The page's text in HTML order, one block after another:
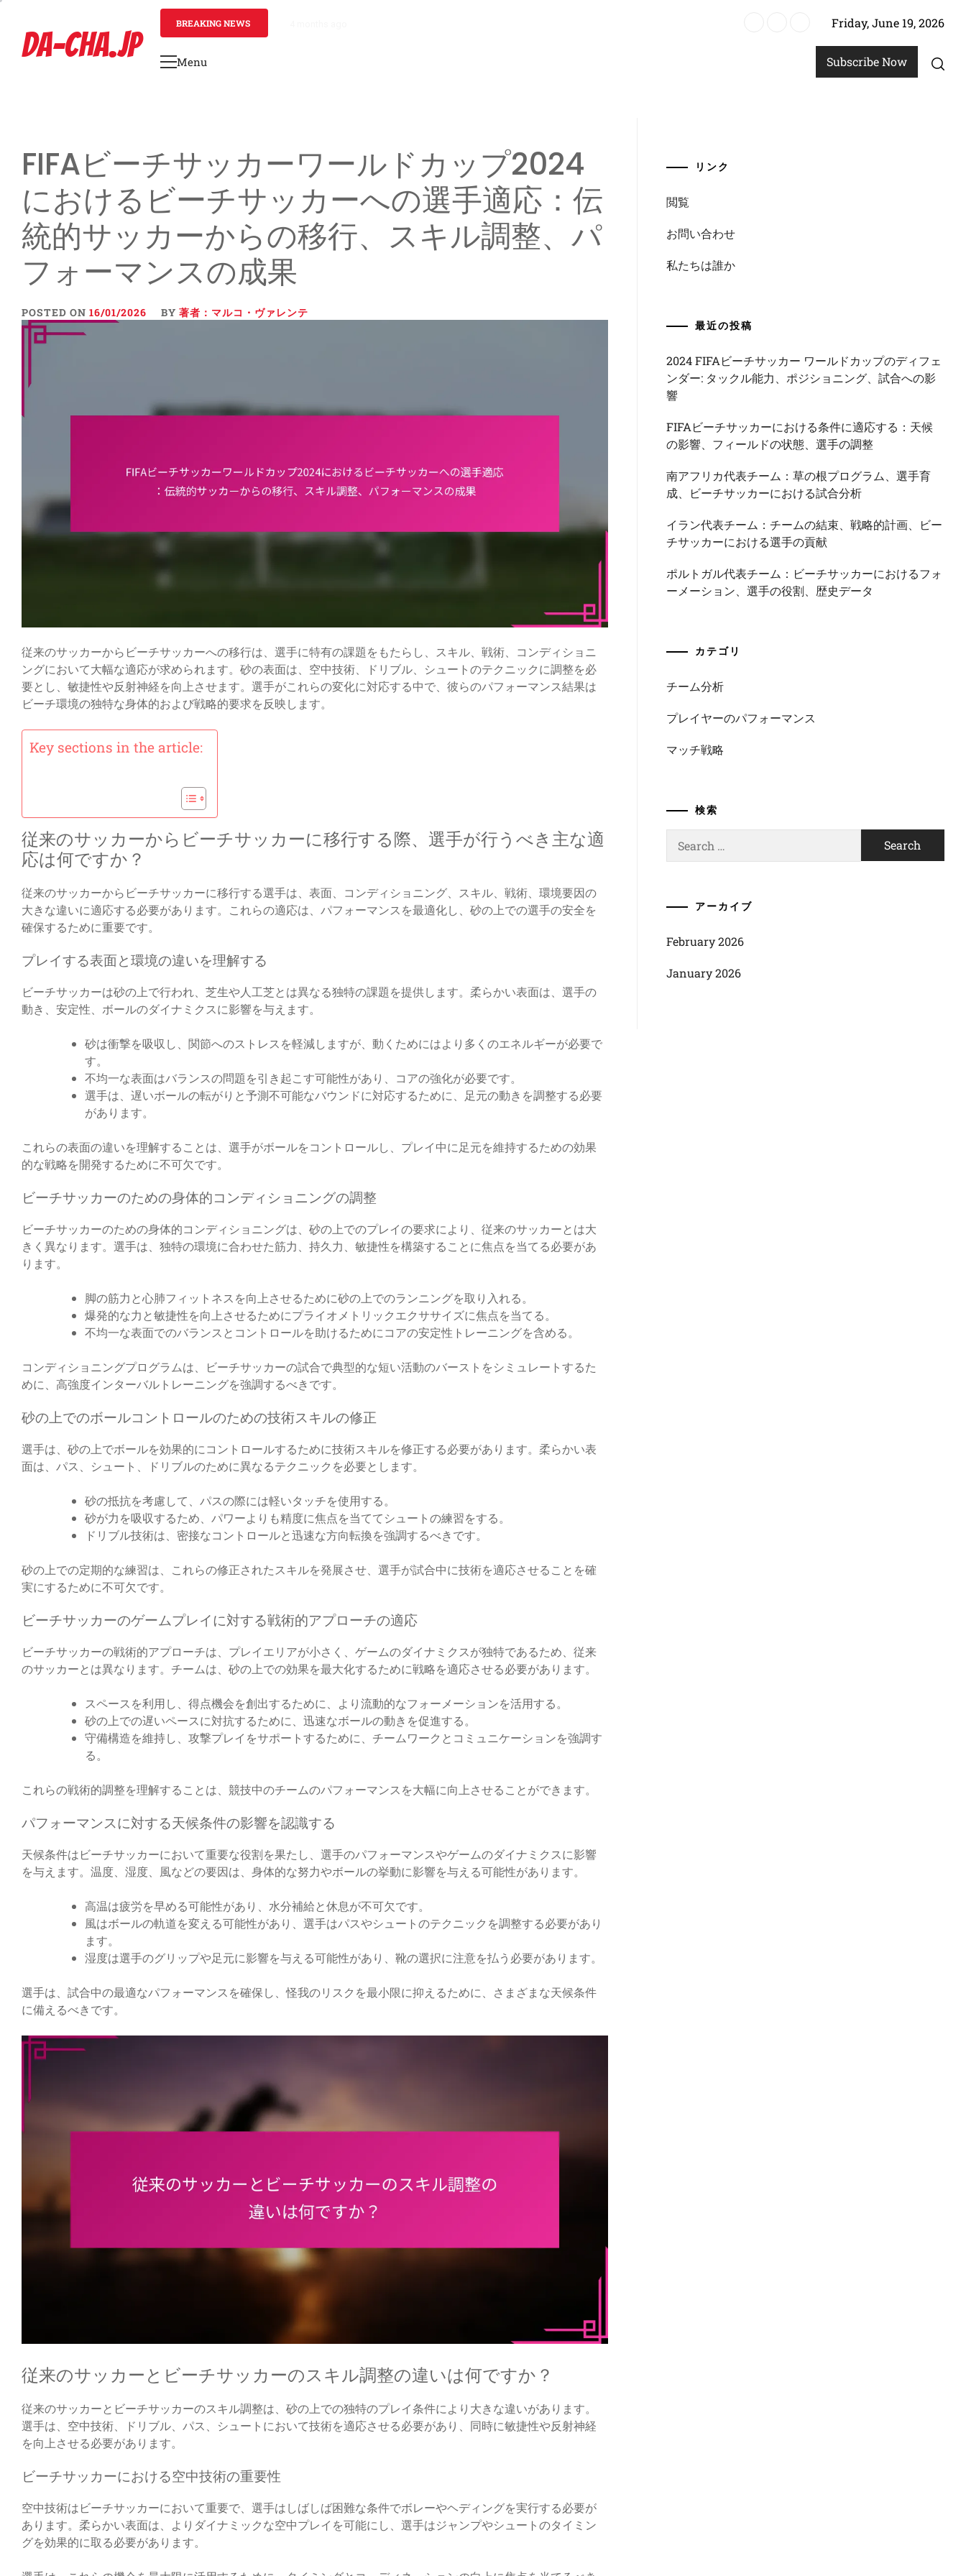
contentDA-CHA.JP
BREAKING NEWS Friday, June 19, 2026
Primary
Menu Subscribe Now
FIFAビーチサッカーワールドカップ2024
におけるビーチサッカーへの選手適応：伝
統的サッカーからの移行、スキル調整、パ
フォーマンスの成果
POSTED ON 16/01/2026 BY 著者：マルコ・ヴァレンテ
従来のサッカーからビーチサッカーへの移行は、選手に特有の課題をもたらし、スキル、戦術、コンディショニ
ングにおいて大幅な適応が求められます。砂の表面は、空中技術、ドリブル、シュートのテクニックに調整を必
要とし、敏捷性や反射神経を向上させます。選手がこれらの変化に対応する中で、彼らのパフォーマンス結果は
ビーチ環境の独特な身体的および戦略的要求を反映します。
Key sections in the article:
従来のサッカーからビーチサッカーに移行する際、選手が行うべき主な適
応は何ですか？
従来のサッカーからビーチサッカーに移行する選手は、表面、コンディショニング、スキル、戦術、環境要因の
大きな違いに適応する必要があります。これらの適応は、パフォーマンスを最適化し、砂の上での選手の安全を
確保するために重要です。
プレイする表面と環境の違いを理解する
ビーチサッカーは砂の上で行われ、芝生や人工芝とは異なる独特の課題を提供します。柔らかい表面は、選手の
動き、安定性、ボールのダイナミクスに影響を与えます。
砂は衝撃を吸収し、関節へのストレスを軽減しますが、動くためにはより多くのエネルギーが必要で
す。
不均一な表面はバランスの問題を引き起こす可能性があり、コアの強化が必要です。
選手は、遅いボールの転がりと予測不可能なバウンドに対応するために、足元の動きを調整する必要
があります。
これらの表面の違いを理解することは、選手がボールをコントロールし、プレイ中に足元を維持するための効果
的な戦略を開発するために不可欠です。
ビーチサッカーのための身体的コンディショニングの調整
ビーチサッカーのための身体的コンディショニングは、砂の上でのプレイの要求により、従来のサッカーとは大
きく異なります。選手は、独特の環境に合わせた筋力、持久力、敏捷性を構築することに焦点を当てる必要があ
ります。
脚の筋力と心肺フィットネスを向上させるために砂の上でのランニングを取り入れる。
爆発的な力と敏捷性を向上させるためにプライオメトリックエクササイズに焦点を当てる。
不均一な表面でのバランスとコントロールを助けるためにコアの安定性トレーニングを含める。
コンディショニングプログラムは、ビーチサッカーの試合で典型的な短い活動のバーストをシミュレートするた
めに、高強度インターバルトレーニングを強調するべきです。
砂の上でのボールコントロールのための技術スキルの修正
選手は、砂の上でボールを効果的にコントロールするために技術スキルを修正する必要があります。柔らかい表
面は、パス、シュート、ドリブルのために異なるテクニックを必要とします。
砂の抵抗を考慮して、パスの際には軽いタッチを使用する。
砂が力を吸収するため、パワーよりも精度に焦点を当ててシュートの練習をする。
ドリブル技術は、密接なコントロールと迅速な方向転換を強調するべきです。
砂の上での定期的な練習は、これらの修正されたスキルを発展させ、選手が試合中に技術を適応させることを確
実にするために不可欠です。
ビーチサッカーのゲームプレイに対する戦術的アプローチの適応
ビーチサッカーの戦術的アプローチは、プレイエリアが小さく、ゲームのダイナミクスが独特であるため、従来
のサッカーとは異なります。チームは、砂の上での効果を最大化するために戦略を適応させる必要があります。
スペースを利用し、得点機会を創出するために、より流動的なフォーメーションを活用する。
砂の上での遅いペースに対抗するために、迅速なボールの動きを促進する。
守備構造を維持し、攻撃プレイをサポートするために、チームワークとコミュニケーションを強調す
る。
これらの戦術的調整を理解することは、競技中のチームのパフォーマンスを大幅に向上させることができます。
パフォーマンスに対する天候条件の影響を認識する
天候条件はビーチサッカーにおいて重要な役割を果たし、選手のパフォーマンスやゲームのダイナミクスに影響
を与えます。温度、湿度、風などの要因は、身体的な努力やボールの挙動に影響を与える可能性があります。
高温は疲労を早める可能性があり、水分補給と休息が不可欠です。
風はボールの軌道を変える可能性があり、選手はパスやシュートのテクニックを調整する必要があり
ます。
湿度は選手のグリップや足元に影響を与える可能性があり、靴の選択に注意を払う必要があります。
選手は、試合中の最適なパフォーマンスを確保し、怪我のリスクを最小限に抑えるために、さまざまな天候条件
に備えるべきです。
従来のサッカーとビーチサッカーのスキル調整の違いは何ですか？
従来のサッカーとビーチサッカーのスキル調整は、砂の上での独特のプレイ条件により大きな違いがあります。
選手は、空中技術、ドリブル、パス、シュートにおいて技術を適応させる必要があり、同時に敏捷性や反射神経
を向上させる必要があります。
ビーチサッカーにおける空中技術の重要性
空中技術はビーチサッカーにおいて重要で、選手はしばしば困難な条件でボレーやヘディングを実行する必要が
あります。柔らかい表面は、よりダイナミックな空中プレイを可能にし、選手はジャンプやシュートのタイミン
グを効果的に取る必要があります。
リンク
閲覧
お問い合わせ
私たちは誰か
最近の投稿
2024 FIFAビーチサッカー ワールドカップのディフェ
ンダー: タックル能力、ポジショニング、試合への影
響
FIFAビーチサッカーにおける条件に適応する：天候
の影響、フィールドの状態、選手の調整
南アフリカ代表チーム：草の根プログラム、選手育
成、ビーチサッカーにおける試合分析
イラン代表チーム：チームの結束、戦略的計画、ビー
チサッカーにおける選手の貢献
ポルトガル代表チーム：ビーチサッカーにおけるフォ
ーメーション、選手の役割、歴史データ
カテゴリ
チーム分析
プレイヤーのパフォーマンス
マッチ戦略
検索
for:
アーカイブ
February 2026
January 2026